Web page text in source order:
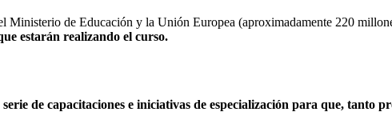
Ministerio de Educación y la Unión Europea (aproximadamente 220
estarán realizando el curso.
de capacitaciones e iniciativas de especialización para que, tanto